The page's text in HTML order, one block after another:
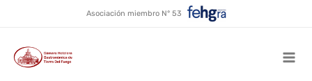
contenido
Asociación miembro N° 53
Doña Lupita